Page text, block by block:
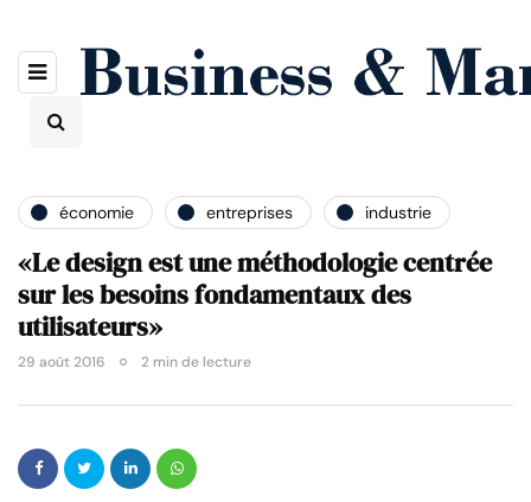
économie entreprises industrie
«Le design est une méthodologie centrée
sur les besoins fondamentaux des
utilisateurs»
29 août 2016 2 min de lecture